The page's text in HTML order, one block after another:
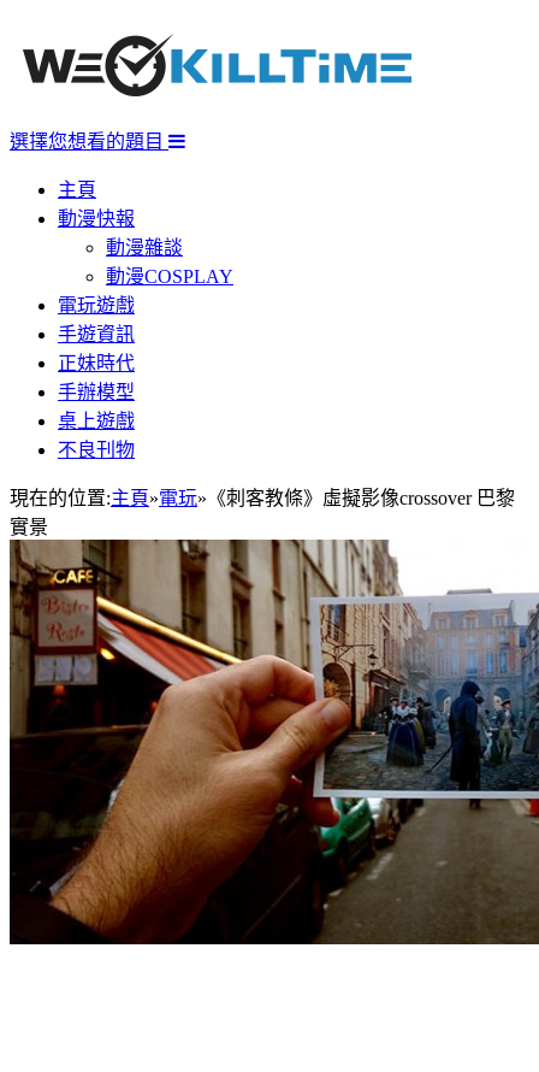
選擇您想看的題目
主頁
動漫快報
動漫雜談
動漫COSPLAY
電玩遊戲
手遊資訊
正妹時代
手辦模型
桌上遊戲
不良刊物
現在的位置:主頁»電玩» 《刺客教條》虛擬影像crossover 巴黎
實景